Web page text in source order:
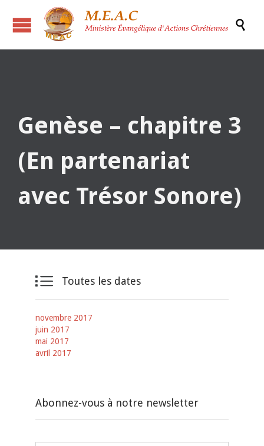

Genèse – chapitre 3
(En partenariat
avec Trésor Sonore)
 Toutes les dates
novembre 2017
juin 2017
mai 2017
avril 2017
Abonnez-vous à notre newsletter